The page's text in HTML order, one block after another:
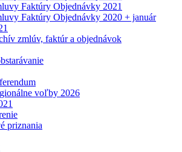
Faktúry Objednávky 2021
Faktúry Objednávky 2020 + január
zmlúv, faktúr a objednávok
voľby 2026
priznania